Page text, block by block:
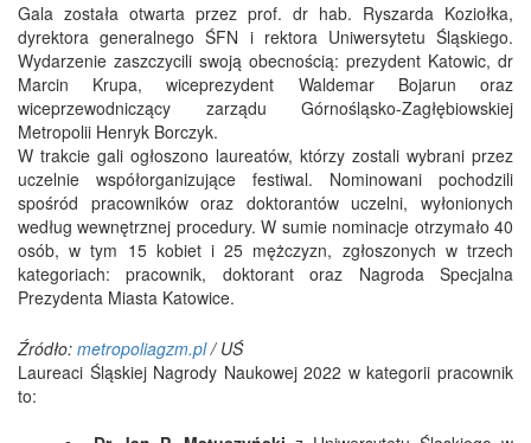
Gala została otwarta przez prof. dr hab. Ryszarda Koziołka,
dyrektora generalnego ŚFN i rektora Uniwersytetu Śląskiego.
Wydarzenie zaszczycili swoją obecnością: prezydent Katowic, dr
Marcin Krupa, wiceprezydent Waldemar Bojarun oraz
wiceprzewodniczący zarządu Górnośląsko-Zagłębiowskiej
Metropolii Henryk Borczyk.
W trakcie gali ogłoszono laureatów, którzy zostali wybrani przez
uczelnie współorganizujące festiwal. Nominowani pochodzili
spośród pracowników oraz doktorantów uczelni, wyłonionych
według wewnętrznej procedury. W sumie nominacje otrzymało 40
osób, w tym 15 kobiet i 25 mężczyzn, zgłoszonych w trzech
kategoriach: pracownik, doktorant oraz Nagroda Specjalna
Prezydenta Miasta Katowice.
Źródło: metropoliagzm.pl/ UŚ
Laureaci Śląskiej Nagrody Naukowej 2022 w kategorii pracownik
to: